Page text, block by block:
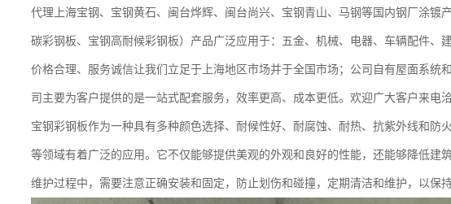
代理上海宝钢、宝钢黄石、闽台烨辉、闽台尚兴、宝钢青山、马钢等国内钢厂涂镀
碳彩钢板、宝钢高耐候彩钢板）产品广泛应用于：五金、机械、电器、车辆配件、
价格合理、服务诚信让我们立足于上海地区市场并于全国市场；公司自有屋面系统
司主要为客户提供的是一站式配套服务，效率更高、成本更低。欢迎广大客户来电洽
宝钢彩钢板作为一种具有多种颜色选择、耐候性好、耐腐蚀、耐热、抗紫外线和防
等领域有着广泛的应用。它不仅能够提供美观的外观和良好的性能，还能够降低建
维护过程中，需要注意正确安装和固定，防止划伤和碰撞，定期清洁和维护，以保